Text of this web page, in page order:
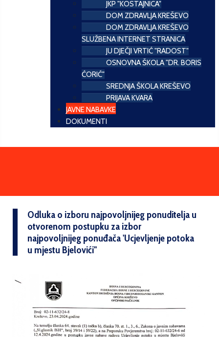
JKP "KOSTAJNICA"
DOM ZDRAVLJA KREŠEVO
DOM ZDRAVLJA KREŠEVO
SLUŽBENA INTERNET STRANICA
JU DJEČJI VRTIĆ "RADOST"
OSNOVNA ŠKOLA "DR. BORIS
ĆORIĆ"
SREDNJA ŠKOLA KREŠEVO
PRIJAVA KVARA
JAVNE NABAVKE
DOKUMENTI
Odluka o izboru najpovoljnijeg ponuditelja u
otvorenom postupku za izbor
najpovoljnijeg ponuđača 'Ucjevljenje potoka
u mjestu Bjelovići''